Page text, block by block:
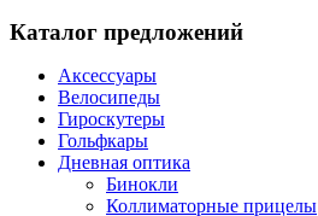
Каталог предложений
Аксессуары
Велосипеды
Гироскутеры
Гольфкары
Дневная оптика
Бинокли
Коллиматорные прицелы